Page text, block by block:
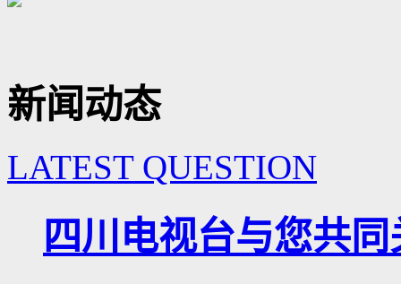
新闻动态
LATEST QUESTION
四川电视台与您共